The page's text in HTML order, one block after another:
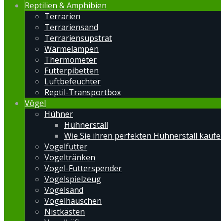
Reptilien & Amphibien
Terrarien
Terrariensand
Terrariensupstrat
Wärmelampen
Thermometer
Futterpibetten
Luftbefeuchter
Reptil-Transportbox
Vögel
Hühner
Hühnerstall
Wie Sie ihren perfekten Hühnerstall
Vogelfutter
Vogeltränken
Vogel-Futterspender
Vogelspielzeug
Vogelsand
Vogelhäuschen
Nistkästen